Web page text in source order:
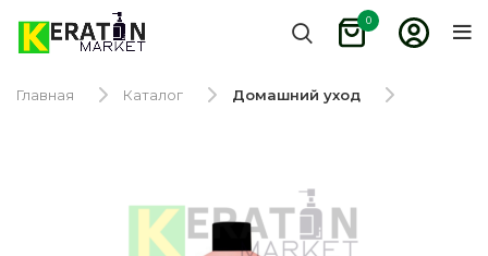
0
Главная Каталог Домашний уход